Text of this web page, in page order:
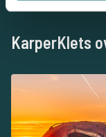
KarperKlets